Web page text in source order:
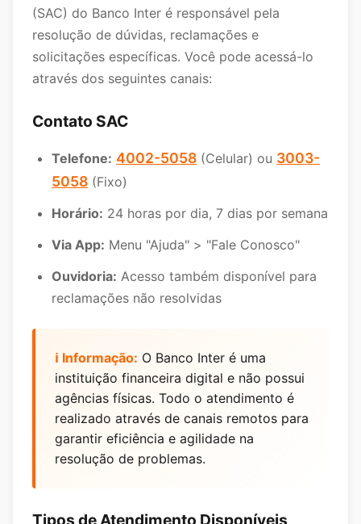
(SAC) do Banco Inter é responsável pela
resolução de dúvidas, reclamações e
solicitações específicas. Você pode acessá-lo
através dos seguintes canais:
Contato SAC
Telefone: 4002-5058 (Celular) ou 3003-
5058 (Fixo)
Horário: 24 horas por dia, 7 dias por semana
Via App: Menu "Ajuda" > "Fale Conosco"
Ouvidoria: Acesso também disponível para
reclamações não resolvidas
ℹ️ Informação: O Banco Inter é uma
instituição financeira digital e não possui
agências físicas. Todo o atendimento é
realizado através de canais remotos para
garantir eficiência e agilidade na
resolução de problemas.
Tipos de Atendimento Disponíveis